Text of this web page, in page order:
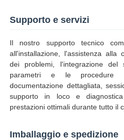
Supporto e servizi
Il nostro supporto tecnico
all'installazione, l'assistenza alla
dei problemi, l'integrazione del
parametri e le procedure di
documentazione dettagliata,
supporto in loco e
prestazioni ottimali durante tutto il
Imballaggio e spedizione